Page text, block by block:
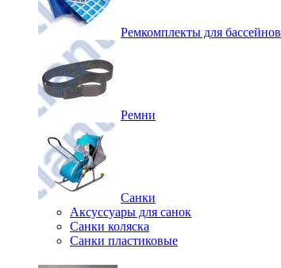
Ремкомплекты для бассейнов
Ремни
Санки
Аксуссуары для санок
Санки коляска
Санки пластиковые